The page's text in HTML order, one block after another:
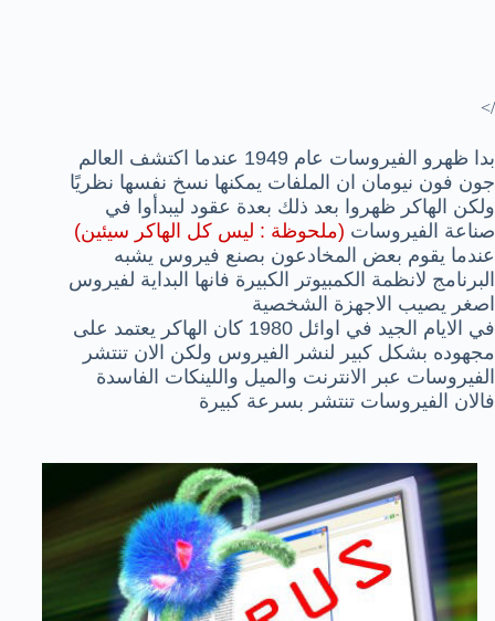
/>
بدا ظهرو الفيروسات عام 1949 عندما اكتشف العالم
جون فون نيومان ان الملفات يمكنها نسخ نفسها نظريًا
ولكن الهاكر ظهروا بعد ذلك بعدة عقود ليبدأوا في
صناعة الفيروسات (ملحوظة : ليس كل الهاكر سيئين)
عندما يقوم بعض المخادعون بصنع فيروس يشبه
البرنامج لانظمة الكمبيوتر الكبيرة فانها البداية لفيروس
اصغر يصيب الاجهزة الشخصية
في الايام الجيد في اوائل 1980 كان الهاكر يعتمد على
مجهوده بشكل كبير لنشر الفيروس ولكن الان تنتشر
الفيروسات عبر الانترنت والميل واللينكات الفاسدة
فالان الفيروسات تنتشر بسرعة كبيرة